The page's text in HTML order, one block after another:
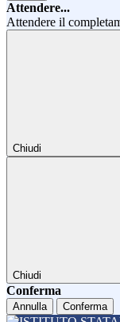
Attendere...
Attendere il
Chiudi
Chiudi
Conferma
Annulla Conferma